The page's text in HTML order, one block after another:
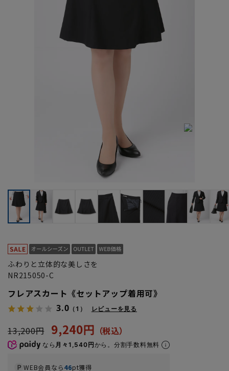
ふわりと立体的な美しさを
NR215050-C
フレアスカート《セットアップ着用可》
3.0 （1） レビューを見る
13,200円 9,240円
なら 月々1,540円から。分割手数料無料
WEB会員なら46pt獲得